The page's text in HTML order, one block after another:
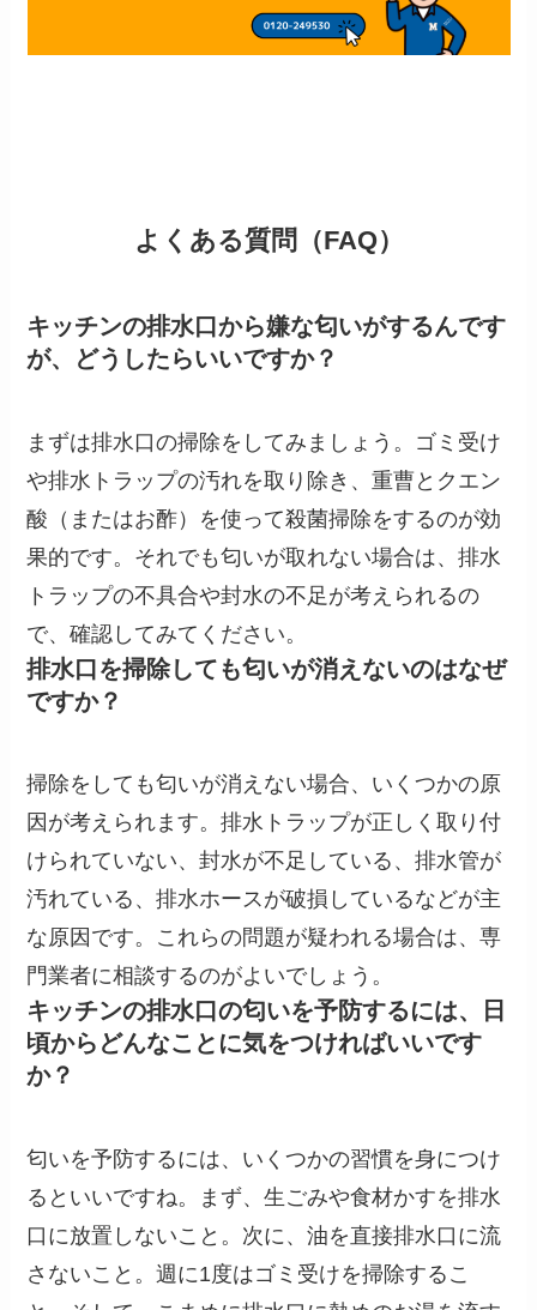
よくある質問（FAQ）
キッチンの排水口から嫌な匂いがするんです
が、どうしたらいいですか？
まずは排水口の掃除をしてみましょう。ゴミ受け
や排水トラップの汚れを取り除き、重曹とクエン
酸（またはお酢）を使って殺菌掃除をするのが効
果的です。それでも匂いが取れない場合は、排水
トラップの不具合や封水の不足が考えられるの
で、確認してみてください。
排水口を掃除しても匂いが消えないのはなぜ
ですか？
掃除をしても匂いが消えない場合、いくつかの原
因が考えられます。排水トラップが正しく取り付
けられていない、封水が不足している、排水管が
汚れている、排水ホースが破損しているなどが主
な原因です。これらの問題が疑われる場合は、専
門業者に相談するのがよいでしょう。
キッチンの排水口の匂いを予防するには、日
頃からどんなことに気をつければいいです
か？
匂いを予防するには、いくつかの習慣を身につけ
るといいですね。まず、生ごみや食材かすを排水
口に放置しないこと。次に、油を直接排水口に流
さないこと。週に1度はゴミ受けを掃除するこ